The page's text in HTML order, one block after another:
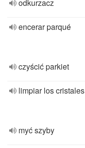
odkurzacz
encerar parqué
czyścić parkiet
limpiar los cristales
myć szyby